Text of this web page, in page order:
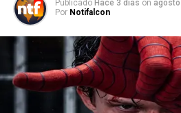
Publicado Hace 3 días on
Por Notifalcon